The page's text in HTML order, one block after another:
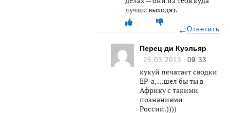
лучше выходят.
Ответить
Перец ди Куэльяр
25.03.2013 09:33
кукуй печатает сводки
ЕР-а, …шел бы ты в
Африку с такими
познаниями
России.))))